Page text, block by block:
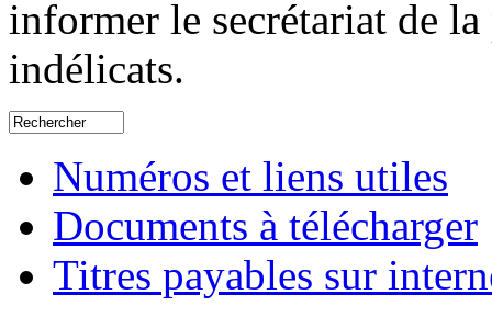
informer le secrétariat de la
indélicats.
Numéros et liens utiles
Documents à télécharger
Titres payables sur